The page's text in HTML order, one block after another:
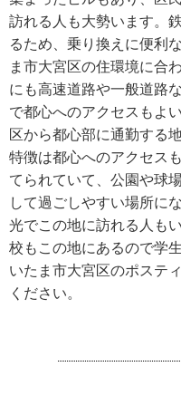
訪れる人も大勢います。
るため、乗り換えに便利
ま市大宮区の住環境に合
にも高速道路や一般道路
で都心へのアクセスもよ
区から都心部に通勤する
特徴は都心へのアクセス
てられていて、公園や球
して過ごしやすい場所に
光でこの地に訪れる人も
校もこの地にあるので学
いたま市大宮区のポステ
ください。